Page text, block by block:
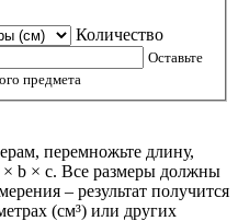
Количество
Оставьте
предмета
перемножьте длину,
b × c. Все размеры должны
– результат получится
(см³) или других